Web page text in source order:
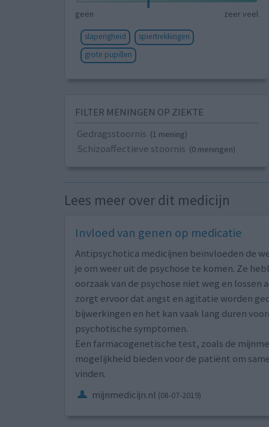
geen zeer veel
slaperigheid
spiertrekkingen
grote pupillen
FILTER MENINGEN OP ZIEKTE
Gedragsstoornis (1 mening)
Schizoaffectieve stoornis (0 meningen)
Lees meer over dit medicijn
Invloed van genen op medicatie
Antipsychotica medicijnen beïnvloeden de
je om weer uit de psychose te komen. Ze
oorzaak van de psychose niet weg en
zorgt ervoor dat angst en agitatie worden
bijwerkingen en het kan vaak lang duren
psychotische symptomen.
Een farmacogenetische test, zoals de
mogelijkheid bieden voor de patiënt om
vinden.
mijnmedicijn.nl (08-07-2019)